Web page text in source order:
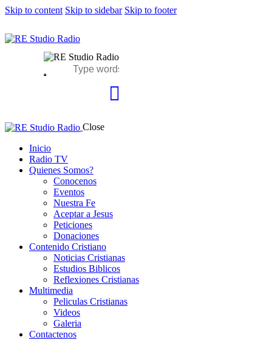
Skip to content Skip to sidebar Skip to footer
Close
Inicio
Radio TV
Quienes Somos?
Conocenos
Eventos
Nuestra Fe
Aceptar a Jesus
Peticiones
Donaciones
Contenido Cristiano
Noticias Cristianas
Estudios Biblicos
Reflexiones Cristianas
Multimedia
Peliculas Cristianas
Videos
Galeria
Contactenos